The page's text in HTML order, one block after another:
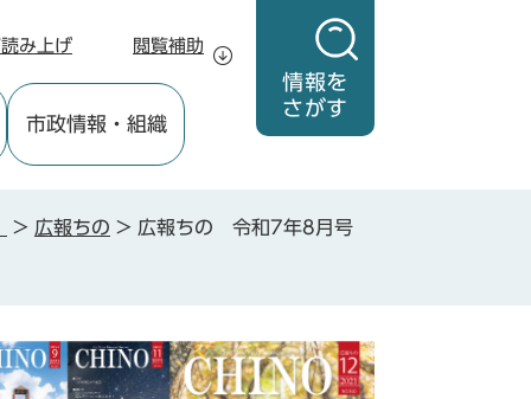
情報を
さがす
み上げ 閲覧補助
市政情報 ・組織
> 広報ちの > 広報ちの 令和7年8月号